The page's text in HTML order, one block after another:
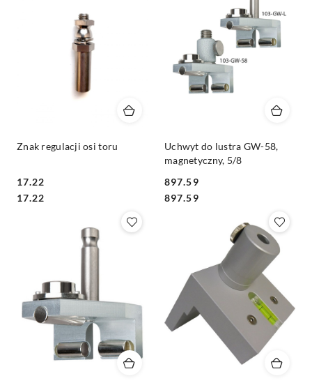
Znak regulacji osi toru
Cena:
17.22
Cena:
17.22
Uchwyt do lustra GW-58,
magnetyczny, 5/8
Cena:
897.59
Cena:
897.59